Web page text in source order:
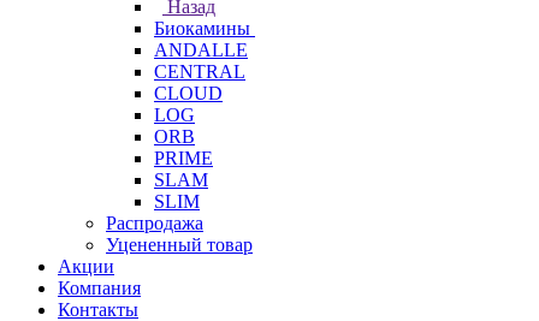
Назад
Биокамины
ANDALLE
CENTRAL
CLOUD
LOG
ORB
PRIME
SLAM
SLIM
Распродажа
Уцененный товар
Акции
Компания
Контакты